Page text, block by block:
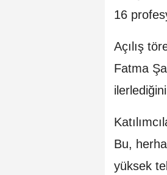
16
Açılış
Fatma
Bu,
yüksek